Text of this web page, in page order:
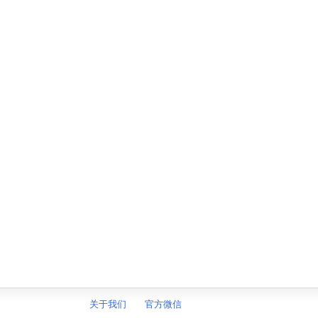
关于我们 官方微信